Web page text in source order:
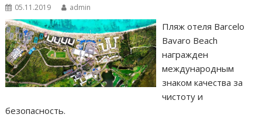
05.11.2019 admin
Пляж отеля Barcelo
Bavaro Beach
награжден
международным
знаком качества за
чистоту и
безопасность.